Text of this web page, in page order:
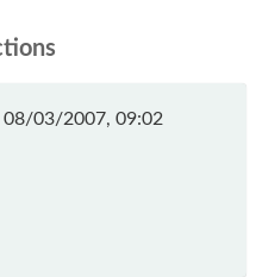
08/03/2007, 09:02